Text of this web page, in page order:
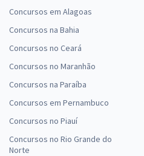
Concursos em Alagoas
Concursos na Bahia
Concursos no Ceará
Concursos no Maranhão
Concursos na Paraíba
Concursos em Pernambuco
Concursos no Piauí
Concursos no Rio Grande do
Norte